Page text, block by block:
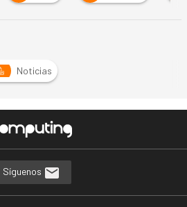
Noticias
Síguenos